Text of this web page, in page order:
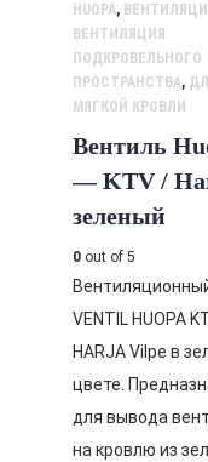
HUOPA,
ВЕНТИЛЯЦИЯ
ПОДКРОВЕЛЬНОГО
ПРОСТРАНСТВА,
МЯГКОЙ КРОВЛИ
Вентиль
— KTV /
зеленый
0 out of 5
VENTIL HUOPA
HARJA Vilpe в
цвете.
для вывода
на кровлю из